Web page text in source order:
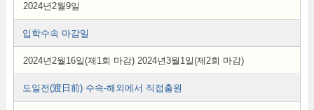
2024년2월9일
입학수속 마감일
2024년2월16일(제1회 마감) 2024년3월1일(제2회 마감)
도일전(渡日前) 수속-해외에서 직접출원